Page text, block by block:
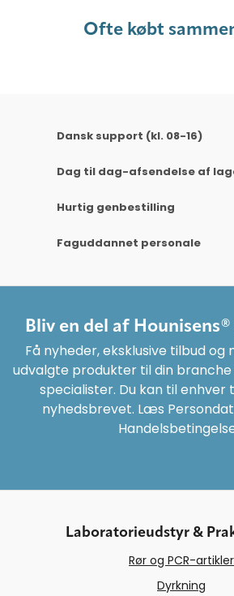
Ofte købt
Dansk support (kl. 08-16)
Dag til dag-afsendelse af
Hurtig genbestilling
Faguddannet personale
Bliv en del af
Få nyheder, eksklusive tilbud og
udvalgte produkter til din
specialister. Du kan til enhver
nyhedsbrevet. Læs
Laboratorieudstyr &
Rør og PCR-artikler
Dyrkning